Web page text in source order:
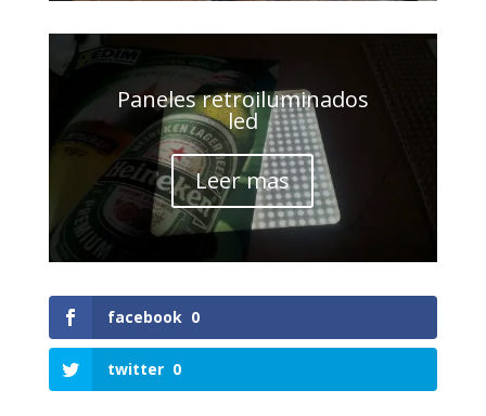
Paneles retroiluminados
led
Leer mas
facebook 0
twitter 0